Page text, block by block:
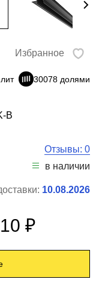
B
Избранное
30078 долями
Отзывы: 0
в наличии
10.08.2026
₽